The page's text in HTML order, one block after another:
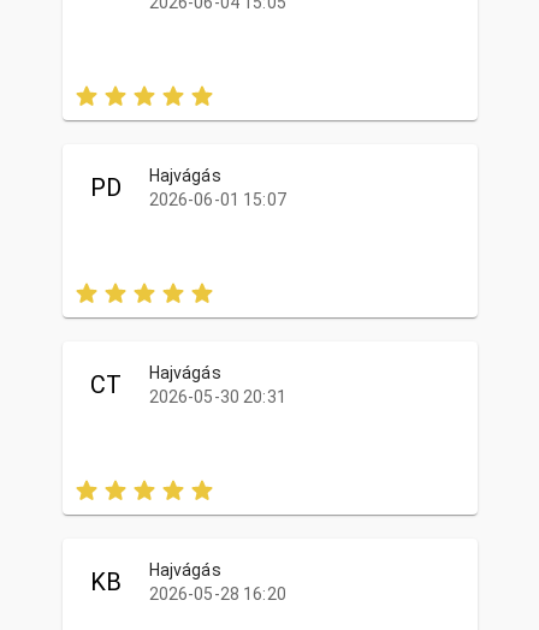
PD
Hajvágás
2026-06-01 15:07
CT
Hajvágás
2026-05-30 20:31
KB
Hajvágás
2026-05-28 16:20